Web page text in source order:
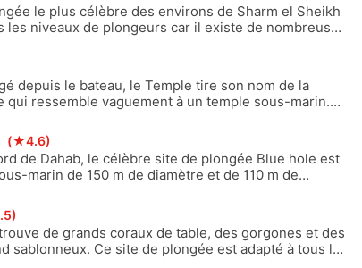
le plus célèbre des environs de Sharm el Sheikh
les niveaux de plongeurs car il existe de nombreuses
les 3 pinacles ici. Sur le récif de Yolanda, vous
et un mât qui traîne depuis l'épave de Yolanda, qui
depuis le bateau, le Temple tire son nom de la
qui ressemble vaguement à un temple sous-marin.
vous vous frayiez un chemin à travers une petite
vous pouvez atteindre 30 mètres et plus.
(★4.6)
de Dahab, le célèbre site de plongée Blue hole est
marin de 150 m de diamètre et de 110 m de
l'eau au nord du gouffre à Ells Bells et effectuer
niveaux pour terminer au Blue Hole.
de grands coraux de table, des gorgones et des
sablonneux. Ce site de plongée est adapté à tous les